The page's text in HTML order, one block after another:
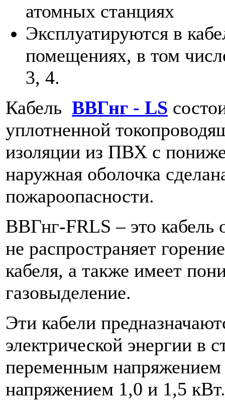
атомных станциях
Эксплуатируются в
помещениях, в том
3, 4.
Кабель ВВГнг - LS
уплотненной
изоляции из ПВХ с
наружная оболочка
пожароопасности.
ВВГнг-FRLS – это кабель
не распространяет
кабеля, а также имеет
газовыделение.
Эти кабели
электрической энергии в
переменным
напряжением 1,0 и 1,5 кВт.